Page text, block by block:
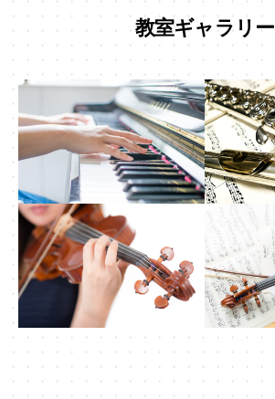
教室ギャラリー